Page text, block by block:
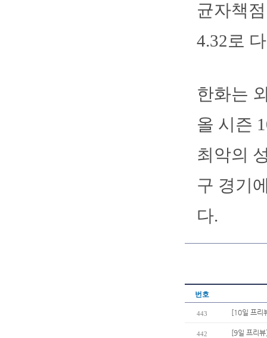
균자책
4.32로
한화는
올 시즌
최악의
구 경기
다.
번호
443 [10일 프리
442 [9일 프리